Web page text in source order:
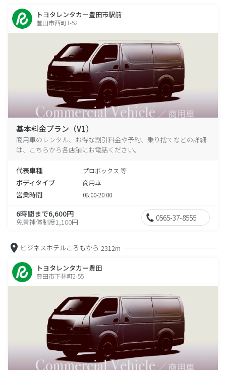
トヨタレンタカー豊田市駅前
豊田市西町1-52
基本料金プラン（V1）
商用車のレンタル、お得な割引料金や予約、乗り捨てなどの詳細
は、こちらから各店舗にお電話ください。
代表車種 プロボックス 等
ボディタイプ 商用車
営業時間 08:00-20:00
6時間まで6,600円
免責補償制度1,100円 0565-37-8555
ビジネスホテルころもから 2312m
トヨタレンタカー豊田
豊田市下林町2-55